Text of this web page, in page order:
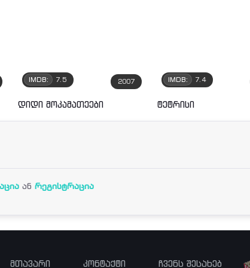
2007
IMDB: 7.5
დიდი მოკამათეები
IMDB: 7.4
ტეტრისი
ან რეგისტრაცია
მთავარი კონტაქტი ჩვენს შესახებ